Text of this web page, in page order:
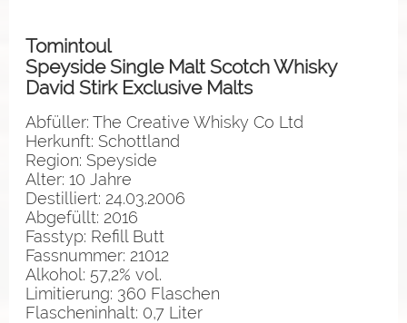
Tomintoul
Speyside Single Malt Scotch Whisky
David Stirk Exclusive Malts
Abfüller: The Creative Whisky Co Ltd
Herkunft: Schottland
Region: Speyside
Alter: 10 Jahre
Destilliert: 24.03.2006
Abgefüllt: 2016
Fasstyp: Refill Butt
Fassnummer: 21012
Alkohol: 57,2% vol.
Limitierung: 360 Flaschen
Flascheninhalt: 0,7 Liter